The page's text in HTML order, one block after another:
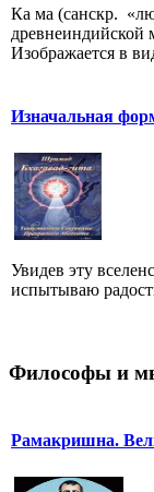
Ка ма (санскр.
Изображается в
Изначальная
Увидев эту
испытываю
Философы и
Рамакришна.